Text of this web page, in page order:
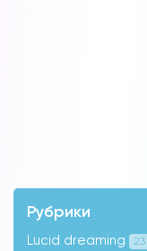
Рубрики
Lucid dreaming 23